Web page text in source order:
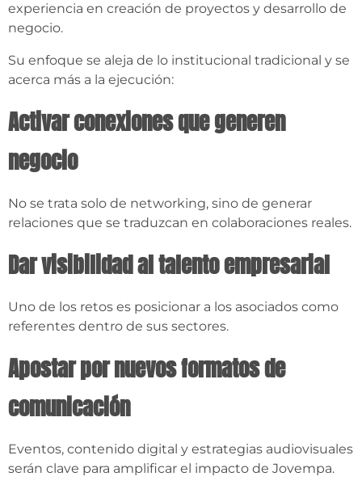
experiencia en creación de proyectos y desarrollo de
negocio.
Su enfoque se aleja de lo institucional tradicional y se
acerca más a la ejecución:
Activar conexiones que generen
negocio
No se trata solo de networking, sino de generar
relaciones que se traduzcan en colaboraciones reales.
Dar visibilidad al talento empresarial
Uno de los retos es posicionar a los asociados como
referentes dentro de sus sectores.
Apostar por nuevos formatos de
comunicación
Eventos, contenido digital y estrategias audiovisuales
serán clave para amplificar el impacto de Jovempa.